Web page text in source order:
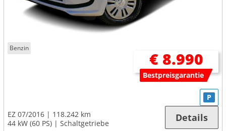
Benzin
€ 8.990
Bestpreisgarantie
EZ 07/2016
118.242 km
44 kW (60 PS)
Schaltgetriebe
P
Details